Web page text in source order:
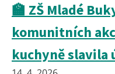
🏫 ZŠ Mladé
komunitních
kuchyně slavila